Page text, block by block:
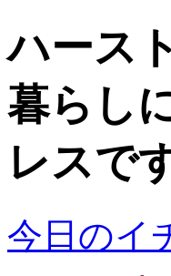
ハース
暮らし
レスで
今日のイ